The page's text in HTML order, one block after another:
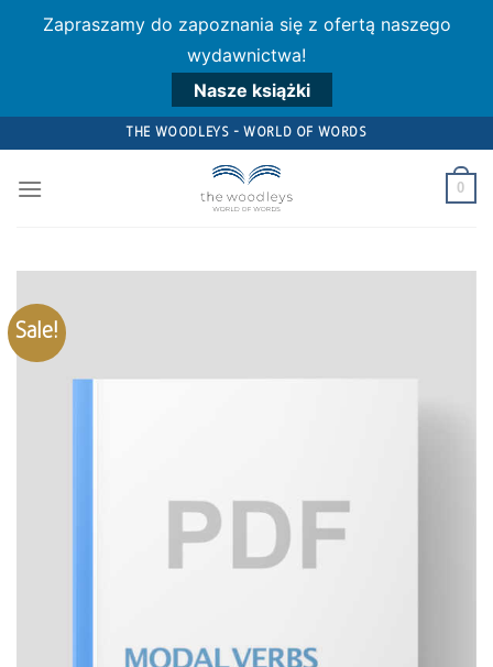
Zapraszamy do zapoznania się z ofertą naszego
wydawnictwa!
Nasze książki
to
content
THE WOODLEYS - WORLD OF WORDS
0
Sale!